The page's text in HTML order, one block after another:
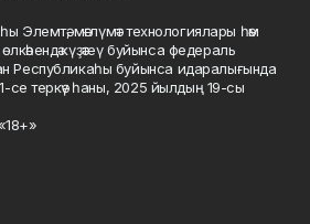
Элемтә, мәғлүмәт технологиялары һәм
күҙәтеү буйынса федераль
Республикаһы буйынса идаралығында
се теркәү һаны, 2025 йылдың 19-сы